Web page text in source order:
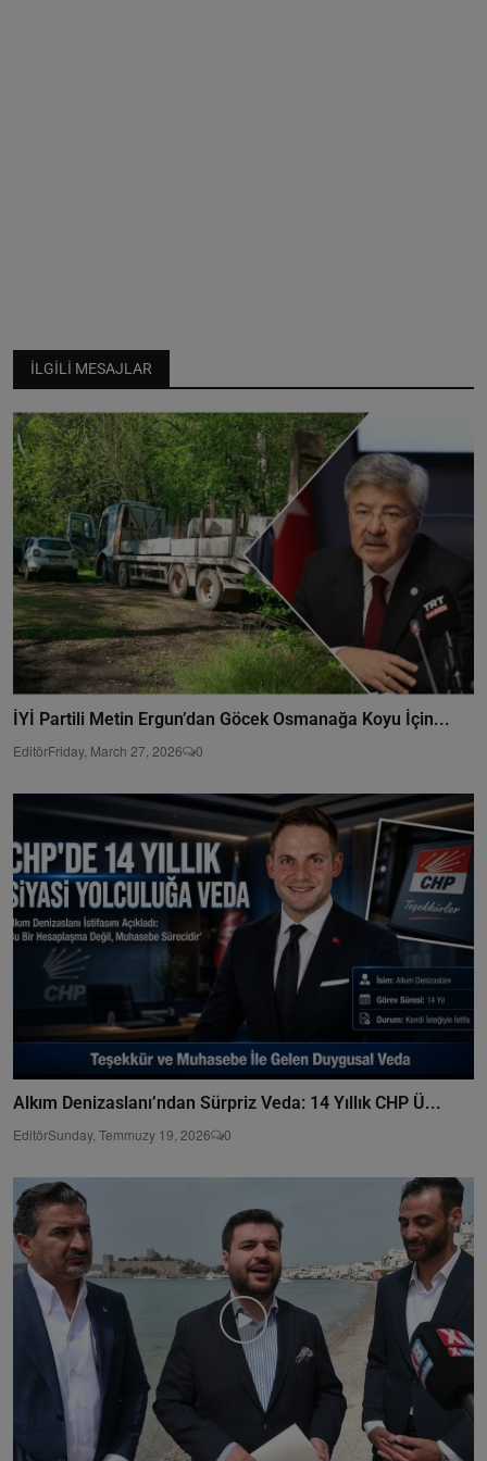
İLGILI MESAJLAR
İYİ Partili Metin Ergun’dan Göcek Osmanağa Koyu İçin...
EditörFriday, March 27, 2026 0
Alkım Denizaslanı’ndan Sürpriz Veda: 14 Yıllık CHP Ü...
EditörSunday, Temmuzy 19, 2026 0